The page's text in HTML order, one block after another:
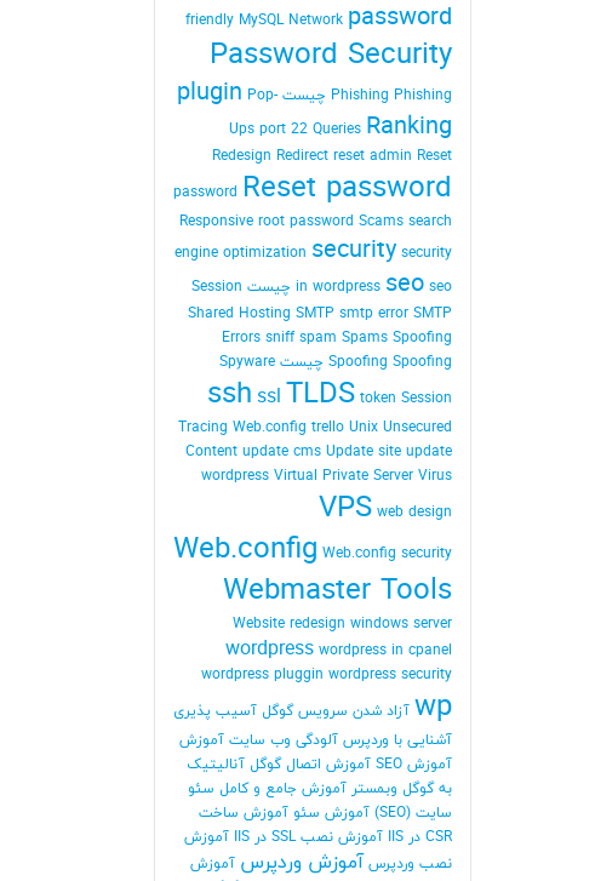
friendly MySQL Network password
Password Security
Phishing Phishing چیست plugin Pop-
Ups port 22 Queries Ranking
Redesign Redirect reset admin Reset
password Reset password
Responsive root password Scams search
engine optimization security security
in wordpress seo seo چیست
Session
Shared Hosting SMTP smtp error SMTP
Errors sniff spam Spams Spoofing
Spoofing Spoofing چیست
Spyware
ssh ssl TLDS token Session
Tracing Web.config trello Unix Unsecured
Content update cms Update site update
wordpress Virtual Private Server Virus
VPS web design
Web.config Web.config security
Webmaster Tools
Website redesign windows server
wordpress wordpress in cpanel
wordpress pluggin wordpress security
wp آزاد شدن سرویس گوگل آسیب پذیری
آشنایی با وردپرس آلودگی وب سایت آموزش
آموزش SEO
آموزش اتصال گوگل آنالیتیک
به گوگل وبمستر آموزش جامع و کامل سئو
سایت (SEO)
آموزش سئو آموزش ساخت
CSR در IIS
آموزش نصب SSL در IIS
آموزش
نصب وردپرس آموزش وردپرس آموزش